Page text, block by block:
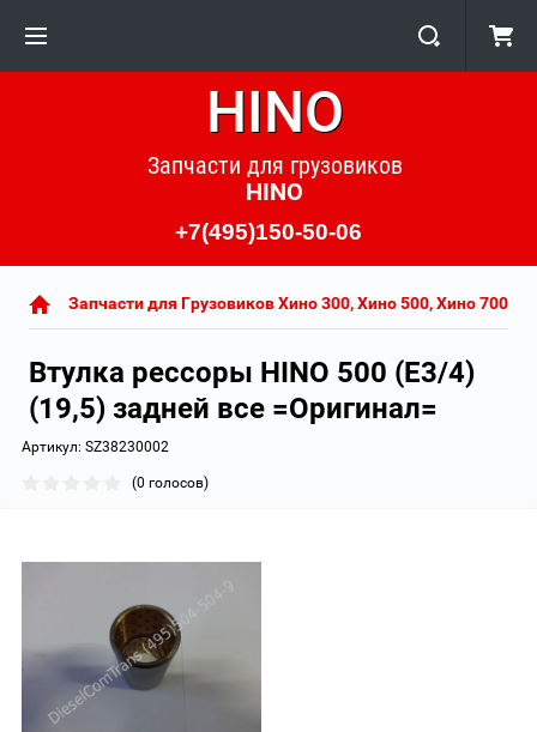
HINO
Запчасти для грузовиков
HINO
+7(495)150-50-06
Запчасти для Грузовиков Хино 300, Хино 500, Хино 700
Втулка рессоры HINO 500 (E3/4)
(19,5) задней все =Оригинал=
Артикул: SZ38230002
(0 голосов)